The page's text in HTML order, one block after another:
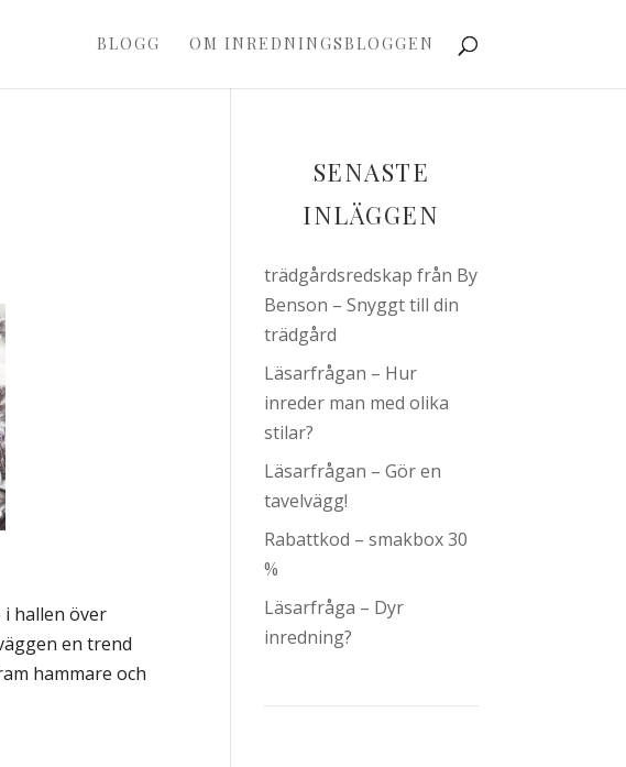
BLOGG OM INREDNINGSBLOGGEN
i hallen över
en trend
hammare och
SENASTE
INLÄGGEN
trädgårdsredskap från By
Benson – Snyggt till din
trädgård
Läsarfrågan – Hur
inreder man med olika
stilar?
Läsarfrågan – Gör en
tavelvägg!
Rabattkod – smakbox 30
%
Läsarfråga – Dyr
inredning?